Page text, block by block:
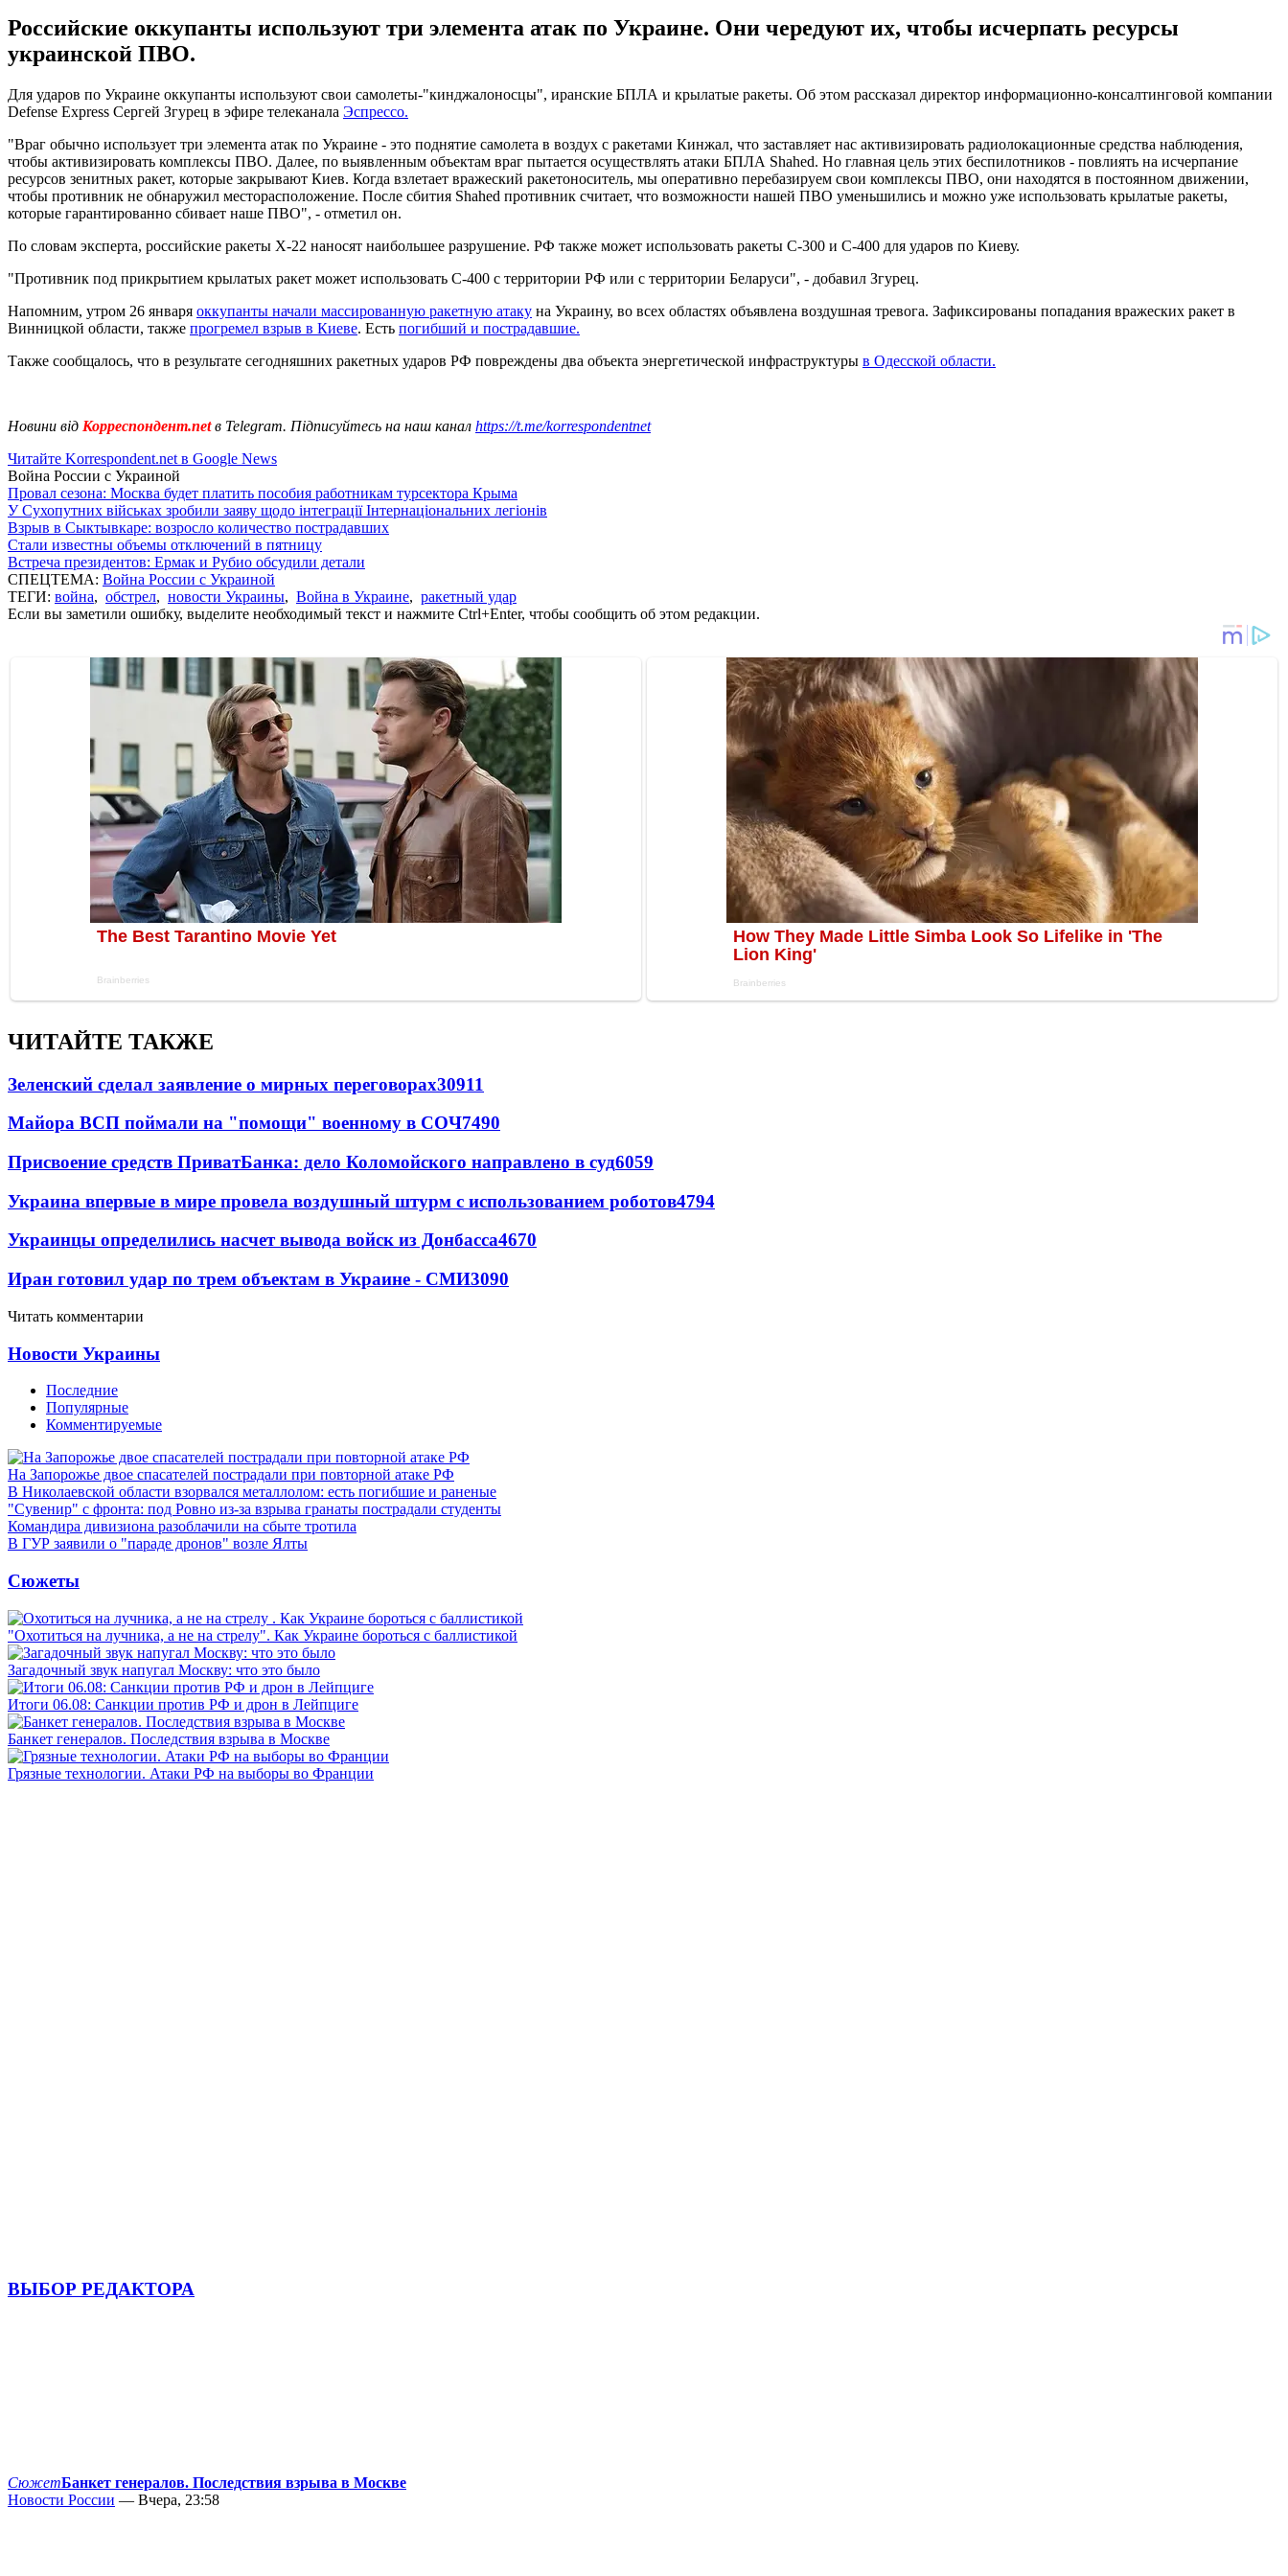
Российские оккупанты используют три элемента атак по Украине. Они чередуют их, чтобы исчерпать ресурсы
украинской ПВО.
Для ударов по Украине оккупанты используют свои самолеты-"кинджалоносцы", иранские БПЛА и крылатые ракеты. Об этом рассказал директор информационно-консалтинговой компании
Defense Express Сергей Згурец в эфире телеканала Эспрессо.
"Враг обычно использует три элемента атак по Украине - это поднятие самолета в воздух с ракетами Кинжал, что заставляет нас активизировать радиолокационные средства наблюдения,
чтобы активизировать комплексы ПВО. Далее, по выявленным объектам враг пытается осуществлять атаки БПЛА Shahed. Но главная цель этих беспилотников - повлиять на исчерпание
ресурсов зенитных ракет, которые закрывают Киев. Когда взлетает вражеский ракетоноситель, мы оперативно перебазируем свои комплексы ПВО, они находятся в постоянном движении,
чтобы противник не обнаружил месторасположение. После сбития Shahed противник считает, что возможности нашей ПВО уменьшились и можно уже использовать крылатые ракеты,
которые гарантированно сбивает наше ПВО", - отметил он.
По словам эксперта, российские ракеты Х-22 наносят наибольшее разрушение. РФ также может использовать ракеты С-300 и С-400 для ударов по Киеву.
"Противник под прикрытием крылатых ракет может использовать С-400 с территории РФ или с территории Беларуси", - добавил Згурец.
Напомним, утром 26 января оккупанты начали массированную ракетную атаку на Украину, во всех областях объявлена воздушная тревога. Зафиксированы попадания вражеских ракет в
Винницкой области, также прогремел взрыв в Киеве. Есть погибший и пострадавшие.
Также сообщалось, что в результате сегодняшних ракетных ударов РФ повреждены два объекта энергетической инфраструктуры в Одесской области.
Новини від Корреспондент.netв Telegram. Підписуйтесь на наш канал https://t.me/korrespondentnet
Читайте Korrespondent.net в Google News
Война России с Украиной
Провал сезона: Москва будет платить пособия работникам турсектора Крыма
У Сухопутних військах зробили заяву щодо інтеграції Інтернаціональних легіонів
Взрыв в Сыктывкаре: возросло количество пострадавших
Стали известны объемы отключений в пятницу
Встреча президентов: Ермак и Рубио обсудили детали
СПЕЦТЕМА: Война России с Украиной
ТЕГИ: война, обстрел, новости Украины, Война в Украине, ракетный удар
Если вы заметили ошибку, выделите необходимый текст и нажмите Ctrl+Enter, чтобы сообщить об этом редакции.
ЧИТАЙТЕ ТАКЖЕ
Зеленский сделал заявление о мирных переговорах30911
Майора ВСП поймали на "помощи" военному в СОЧ7490
Присвоение средств ПриватБанка: дело Коломойского направлено в суд6059
Украина впервые в мире провела воздушный штурм с использованием роботов4794
Украинцы определились насчет вывода войск из Донбасса4670
Иран готовил удар по трем объектам в Украине - СМИ3090
Читать комментарии
Новости Украины
Последние
Популярные
Комментируемые
На Запорожье двое спасателей пострадали при повторной атаке РФ
В Николаевской области взорвался металлолом: есть погибшие и раненые
"Сувенир" с фронта: под Ровно из-за взрыва гранаты пострадали студенты
Командира дивизиона разоблачили на сбыте тротила
В ГУР заявили о "параде дронов" возле Ялты
Сюжеты
"Охотиться на лучника, а не на стрелу". Как Украине бороться с баллистикой
Загадочный звук напугал Москву: что это было
Итоги 06.08: Санкции против РФ и дрон в Лейпциге
Банкет генералов. Последствия взрыва в Москве
Грязные технологии. Атаки РФ на выборы во Франции
ВЫБОР РЕДАКТОРА
СюжетБанкет генералов. Последствия взрыва в Москве
Новости России — Вчера, 23:58